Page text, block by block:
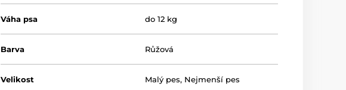
Váha psa do 12 kg
Barva Růžová
Velikost Malý pes, Nejmenší pes